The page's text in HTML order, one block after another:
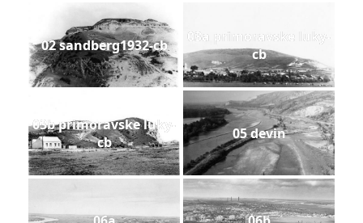
02 sandberg1932-cb
03a primoravske luky-
cb
03b primoravske luky-
cb
05 devin